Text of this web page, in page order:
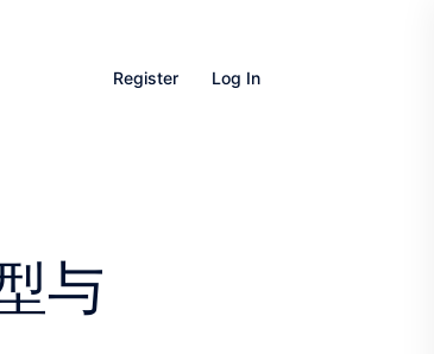
Register Log In
与